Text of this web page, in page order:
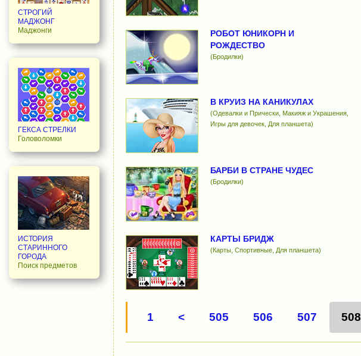
РОБОТ ЮНИКОРН И
РОЖДЕСТВО
(Бродилки)
В КРУИЗ НА КАНИКУЛАХ
(Одевалки и Прически, Макияж и Украшения,
Игры для девочек, Для планшета)
БАРБИ В СТРАНЕ ЧУДЕС
(Бродилки)
КАРТЫ БРИДЖ
(Карты, Спортивные, Для планшета)
1 < 505 506 507 508
СТРОГИЙ
МАДЖОНГ
Маджонги
ГЕКСА СТРЕЛКИ
Головоломки
ИСТОРИЯ
СТАРИННОГО
ГОРОДА
Поиск предметов